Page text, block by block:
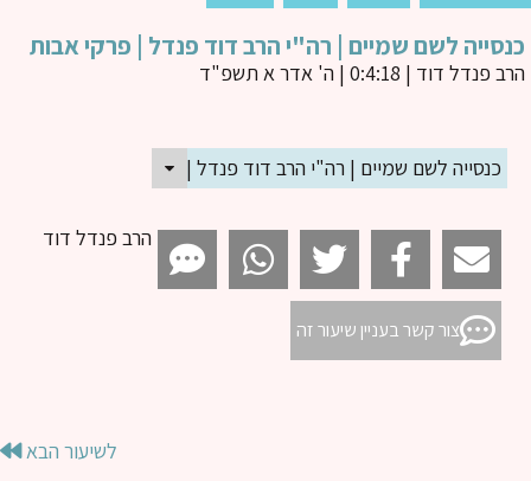
לשם שמיים | רה"י הרב דוד פנדל | פרקי אבות
פנדל דוד| 0:4:18 | ה' אדר א תשפ"ד
כנסייה לשם שמיים | רה"י הרב דוד פנדל | פרקי אבות
הרב פנדל דוד
צור קשר בעניין שיעור זה
לשיעור הבא